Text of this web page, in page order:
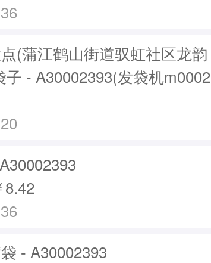
(蒲江鹤山街道驭虹社区龙韵
- A30002393(发袋机m0002
8.42
- A30002393